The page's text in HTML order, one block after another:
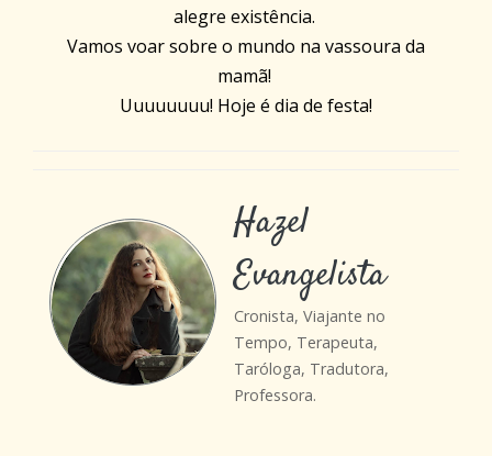
alegre existência.
Vamos voar sobre o mundo na vassoura da
mamã!
Uuuuuuuu! Hoje é dia de festa!
Hazel
Evangelista
Cronista, Viajante no
Tempo, Terapeuta,
Taróloga, Tradutora,
Professora.